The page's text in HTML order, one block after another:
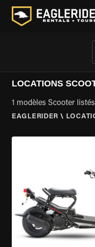
LOCATIONS
1 modèles Scooter
EAGLERIDER \